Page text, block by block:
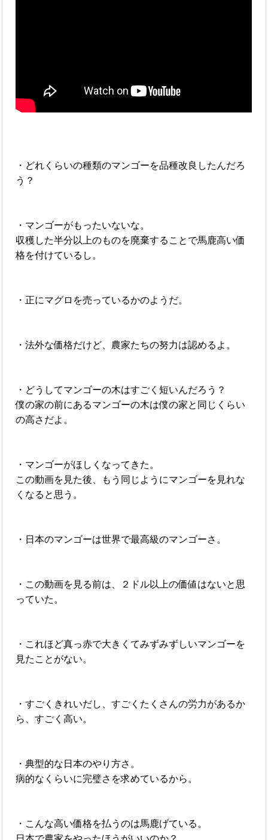
・どれくらいの種類のマンゴーを品種改良したんだろ
う？
・マンゴーがもったいないな。
収穫した半分以上のものを廃棄することで馬鹿高い価
格を付けているし。
・正にマグロを売っているかのようだ。
・法外な価格だけど、農家たちの努力は認めるよ。
・どうしてマンゴーの木はすごく短いんだろう？
僕の家の前にあるマンゴーの木は僕の家と同じくらい
の高さだよ。
・マンゴーがほしくなってきた。
この動画を見た後、もう同じようにマンゴーを見れな
くなると思う。
・日本のマンゴーは世界で最高級のマンゴーさ。
・この動画を見る前は、２ドル以上の価値はないと思
っていた。
・これほど真っ赤で大きくてみずみずしいマンゴーを
見たことがない。
・すごくきれいだし、すごくたくさんの労力があるか
ら、すごく高い。
・典型的な日本のやり方さ。
病的なくらいに完璧さを求めているから。
・こんな高い価格を払うのは馬鹿げている。